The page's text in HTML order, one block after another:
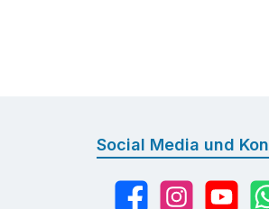
Social Media und